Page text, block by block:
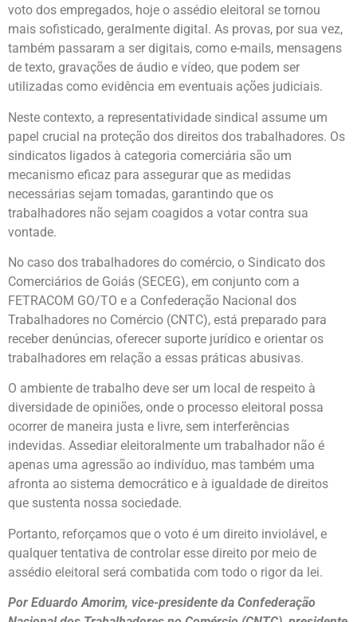
voto dos empregados, hoje o assédio eleitoral se tornou
mais sofisticado, geralmente digital. As provas, por sua vez,
também passaram a ser digitais, como e-mails, mensagens
de texto, gravações de áudio e vídeo, que podem ser
utilizadas como evidência em eventuais ações judiciais.
Neste contexto, a representatividade sindical assume um
papel crucial na proteção dos direitos dos trabalhadores. Os
sindicatos ligados à categoria comerciária são um
mecanismo eficaz para assegurar que as medidas
necessárias sejam tomadas, garantindo que os
trabalhadores não sejam coagidos a votar contra sua
vontade.
No caso dos trabalhadores do comércio, o Sindicato dos
Comerciários de Goiás (SECEG), em conjunto com a
FETRACOM GO/TO e a Confederação Nacional dos
Trabalhadores no Comércio (CNTC), está preparado para
receber denúncias, oferecer suporte jurídico e orientar os
trabalhadores em relação a essas práticas abusivas.
O ambiente de trabalho deve ser um local de respeito à
diversidade de opiniões, onde o processo eleitoral possa
ocorrer de maneira justa e livre, sem interferências
indevidas. Assediar eleitoralmente um trabalhador não é
apenas uma agressão ao indivíduo, mas também uma
afronta ao sistema democrático e à igualdade de direitos
que sustenta nossa sociedade.
Portanto, reforçamos que o voto é um direito inviolável, e
qualquer tentativa de controlar esse direito por meio de
assédio eleitoral será combatida com todo o rigor da lei.
Por Eduardo Amorim, vice-presidente da Confederação